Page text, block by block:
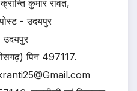
कुमार रावत,
- उदयपुर
उदयपुर
पिन 497117.